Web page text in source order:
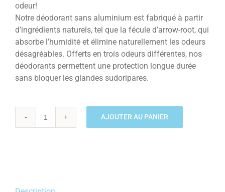
odeur!
Notre déodorant sans aluminium est fabriqué à partir
d’ingrédients naturels, tel que la fécule d’arrow-root, qui
absorbe l’humidité et élimine naturellement les odeurs
désagréables. Offerts en trois odeurs différentes, nos
déodorants permettent une protection longue durée
sans bloquer les glandes sudoripares.
Quantité
AJOUTER AU PANIER